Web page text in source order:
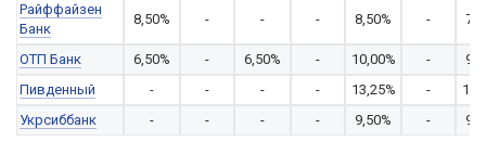
Райффайзен
Банк
8,50% - - - 8,50% -
ОТП Банк 6,50% - 6,50% - 10,00% -
Пивденный
- - - - 13,25% -
Укрсиббанк
- - - - 9,50% -